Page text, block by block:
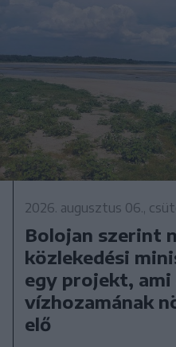
2026. augusztus 06.,
Bolojan szerint
közlekedési
egy projekt, ami
vízhozamának
elő